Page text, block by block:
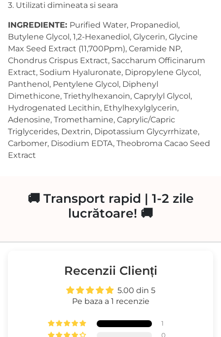
Utilizati dimineata si seara
INGREDIENTE: Purified Water, Propanediol,
Butylene Glycol, 1,2-Hexanediol, Glycerin, Glycine
Max Seed Extract (11,700Ppm), Ceramide NP,
Chondrus Crispus Extract, Saccharum Officinarum
Extract, Sodium Hyaluronate, Dipropylene Glycol,
Panthenol, Pentylene Glycol, Diphenyl
Dimethicone, Triethylhexanoin, Caprylyl Glycol,
Hydrogenated Lecithin, Ethylhexylglycerin,
Adenosine, Tromethamine, Caprylic/​Capric
Triglycerides, Dextrin, Dipotassium Glycyrrhizate,
Carbomer, Disodium EDTA, Theobroma Cacao Seed
Extract
🚚 Transport rapid | 1-2 zile
lucrătoare! 🚚
Recenzii Clienți
5.00 din 5
Pe baza a 1 recenzie
1
0